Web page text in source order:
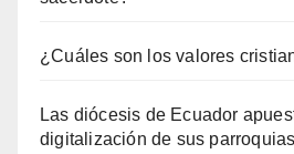
¿Cuáles son los valores
Las diócesis de Ecuador
digitalización de sus parroquias